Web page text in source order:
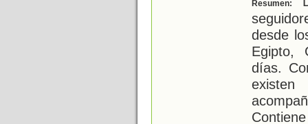
Resumen:
desde
Egipto,
días.